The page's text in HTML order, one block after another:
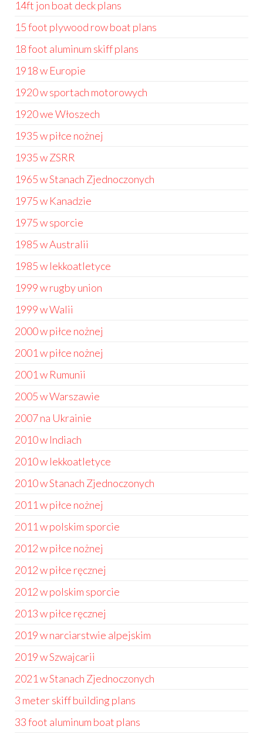
14ft jon boat deck plans
15 foot plywood row boat plans
18 foot aluminum skiff plans
1918 w Europie
1920 w sportach motorowych
1920 we Włoszech
1935 w piłce nożnej
1935 w ZSRR
1965 w Stanach Zjednoczonych
1975 w Kanadzie
1975 w sporcie
1985 w Australii
1985 w lekkoatletyce
1999 w rugby union
1999 w Walii
2000 w piłce nożnej
2001 w piłce nożnej
2001 w Rumunii
2005 w Warszawie
2007 na Ukrainie
2010 w Indiach
2010 w lekkoatletyce
2010 w Stanach Zjednoczonych
2011 w piłce nożnej
2011 w polskim sporcie
2012 w piłce nożnej
2012 w piłce ręcznej
2012 w polskim sporcie
2013 w piłce ręcznej
2019 w narciarstwie alpejskim
2019 w Szwajcarii
2021 w Stanach Zjednoczonych
3 meter skiff building plans
33 foot aluminum boat plans